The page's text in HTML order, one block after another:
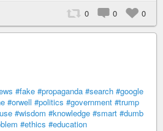
0 0 0
#fake #propaganda #search #google
#orwell #politics #government #trump
#wisdom #knowledge #smart #dumb
#ethics #education